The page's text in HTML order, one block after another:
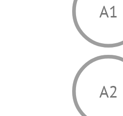
A1
A2